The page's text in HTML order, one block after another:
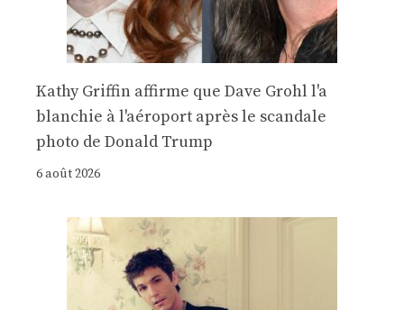
Kathy Griffin affirme que Dave Grohl l'a
blanchie à l'aéroport après le scandale
photo de Donald Trump
6 août 2026